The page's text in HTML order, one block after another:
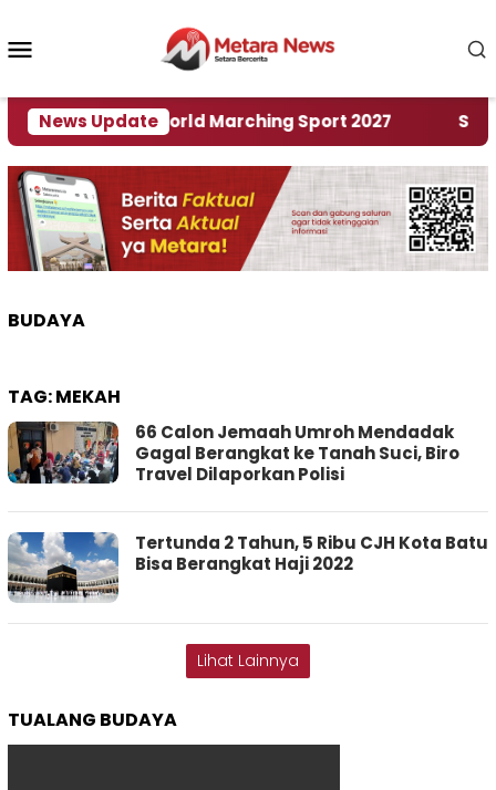
konten
News Update
Rumah World Marching Sport 2027 ‎Soal
BUDAYA
TAG:MEKAH
66 Calon Jemaah Umroh Mendadak
Gagal Berangkat ke Tanah Suci, Biro
Travel Dilaporkan Polisi
Tertunda 2 Tahun, 5 Ribu CJH Kota Batu
Bisa Berangkat Haji 2022
Lihat Lainnya
TUALANG BUDAYA